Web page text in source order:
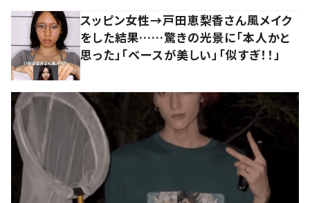
スッピン女性→戸田恵梨香さん風メイク
をした結果……驚きの光景に「本人かと
思った」「ベースが美しい」「似すぎ！！」